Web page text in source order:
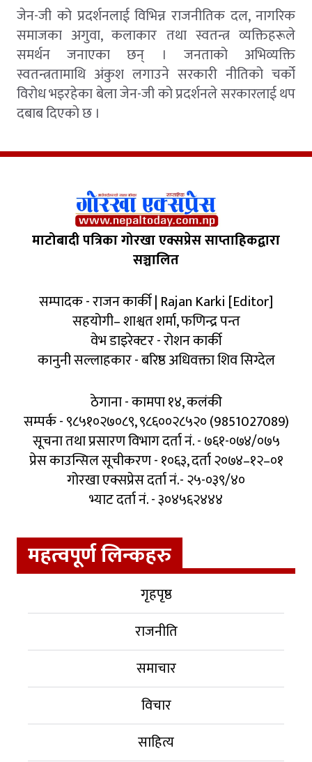
जेन-जी को प्रदर्शनलाई विभिन्न राजनीतिक दल, नागरिक
समाजका अगुवा, कलाकार तथा स्वतन्त्र व्यक्तिहरूले
समर्थन जनाएका छन् । जनताको अभिव्यक्ति
स्वतन्त्रतामाथि अंकुश लगाउने सरकारी नीतिको चर्को
विरोध भइरहेका बेला जेन-जी को प्रदर्शनले सरकारलाई थप
दबाब दिएकाे छ ।
माटोबादी पत्रिका गोरखा एक्सप्रेस साप्ताहिकद्वारा
सञ्चालित
सम्पादक - राजन कार्की | Rajan Karki [Editor]
सहयोगी– शाश्वत शर्मा, फणिन्द्र पन्त
वेभ डाइरेक्टर - रोशन कार्की
कानुनी सल्लाहकार - बरिष्ठ अधिवक्ता शिव सिग्देल
ठेगाना - कामपा १४, कलंकी
सम्पर्क - ९८५१०२७०८९, ९८६००२८५२० (9851027089)
सूचना तथा प्रसारण विभाग दर्ता नं. - ७६१-०७४/०७५
प्रेस काउन्सिल सूचीकरण - १०६३, दर्ता २०७४–१२–०१
गोरखा एक्सप्रेस दर्ता नं.- २५-०३९/४०
भ्याट दर्ता नं. - ३०४५६२४४४
महत्वपूर्ण लिन्कहरु
गृहपृष्ठ
राजनीति
समाचार
विचार
साहित्य